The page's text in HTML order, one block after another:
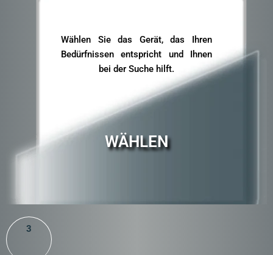
Wählen Sie das Gerät, das Ihren
Bedürfnissen entspricht und Ihnen
bei der Suche hilft.
WÄHLEN
3